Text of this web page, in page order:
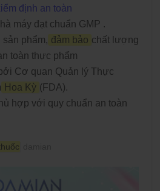
định an toàn
máy đạt chuẩn GMP .
phẩm, đảm bảo chất lượng
toàn thực phẩm
Cơ quan Quản lý Thực
Hoa Kỳ (FDA).
hợp với quy chuẩn an toàn